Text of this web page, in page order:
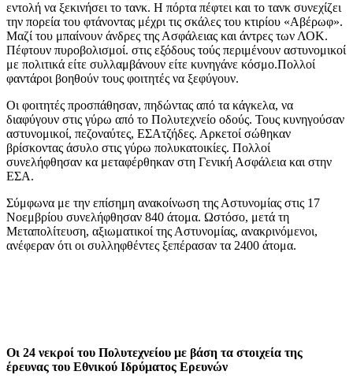
εντολή να ξεκινήσει το τανκ. Η πόρτα πέφτει και το τανκ συνεχίζει
την πορεία του φτάνοντας μέχρι τις σκάλες του κτιρίου «Αβέρωφ».
Μαζί του μπαίνουν άνδρες της Ασφάλειας και άντρες των ΛΟΚ.
Πέφτουν πυροβολισμοί. στις εξόδους τούς περιμένουν αστυνομικοί
με πολιτικά είτε συλλαμβάνουν είτε κυνηγάνε κόσμο.Πολλοί
φαντάροι βοηθούν τους φοιτητές να ξεφύγουν.
Οι φοιτητές προσπάθησαν, πηδώντας από τα κάγκελα, να
διαφύγουν στις γύρω από το Πολυτεχνείο οδούς. Τους κυνηγούσαν
αστυνομικοί, πεζοναύτες, ΕΣΑτζήδες. Αρκετοί σώθηκαν
βρίσκοντας άσυλο στις γύρω πολυκατοικίες. Πολλοί
συνελήφθησαν κα μεταφέρθηκαν στη Γενική Ασφάλεια και στην
ΕΣΑ.
Σύμφωνα με την επίσημη ανακοίνωση της Αστυνομίας στις 17
Νοεμβρίου συνελήφθησαν 840 άτομα. Ωστόσο, μετά τη
Μεταπολίτευση, αξιωματικοί της Αστυνομίας, ανακρινόμενοι,
ανέφεραν ότι οι συλληφθέντες ξεπέρασαν τα 2400 άτομα.
Οι 24 νεκροί του Πολυτεχνείου με βάση τα στοιχεία της
έρευνας του Εθνικού Ιδρύματος Ερευνών